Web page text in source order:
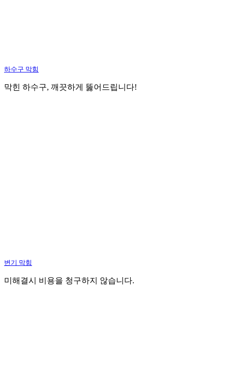
하수구 막힘
막힌 하수구, 깨끗하게 뚫어드립니다!
변기 막힘
미해결시 비용을 청구하지 않습니다.